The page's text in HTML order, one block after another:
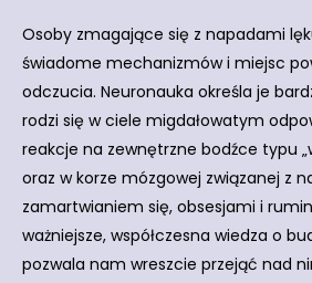
Osoby zmagające się z napadami
świadome mechanizmów i miejsc
odczucia. Neuronauka określa je
rodzi się w ciele migdałowatym
reakcje na zewnętrzne bodźce typu
oraz w korze mózgowej związanej z
zamartwianiem się, obsesjami i
ważniejsze, współczesna wiedza o
pozwala nam wreszcie przejąć nad